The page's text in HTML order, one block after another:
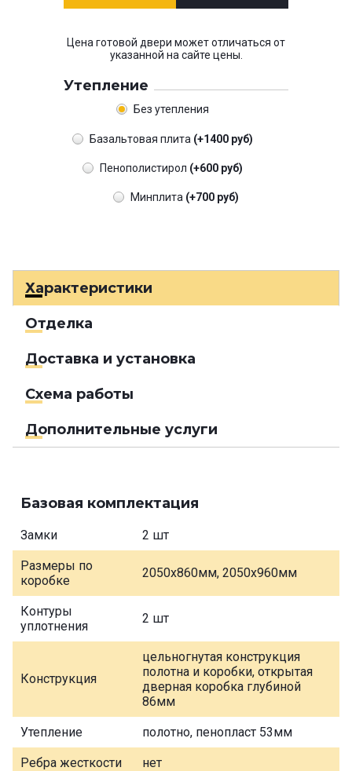
Цена готовой двери может отличаться от
указанной на сайте цены.
Утепление
Без утепления
Базальтовая плита (+1400 руб)
Пенополистирол (+600 руб)
Минплита (+700 руб)
Характеристики
Отделка
Доставка и установка
Схема работы
Дополнительные услуги
Базовая комплектация
Замки 2 шт
Размеры по
коробке
2050х860мм, 2050х960мм
Контуры
уплотнения
2 шт
Конструкция
цельногнутая конструкция
полотна и коробки, открытая
дверная коробка глубиной
86мм
Утепление полотно, пенопласт 53мм
Ребра жесткости нет